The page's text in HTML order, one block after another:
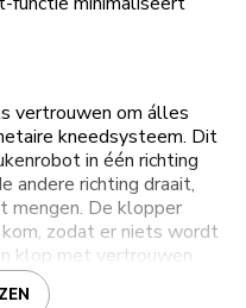
vertrouwen om álles
kneedsysteem. Dit
in één richting
andere richting draait,
mengen. De klopper
zodat er niets wordt
klop met vertrouwen.